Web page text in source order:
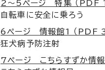
2～5ページ 特集 （PDF
自転車に安全に乗ろう
6ページ 情報館1 （PDF
狂犬病予防注射
7ページ こちらすずか情